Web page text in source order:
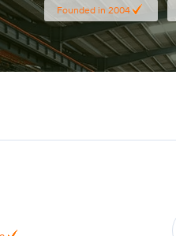
Founded in 2004